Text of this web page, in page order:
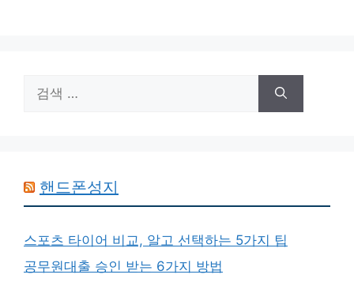
색:
핸드폰성지
스포츠 타이어 비교, 알고 선택하는 5가지 팁
공무원대출 승인 받는 6가지 방법